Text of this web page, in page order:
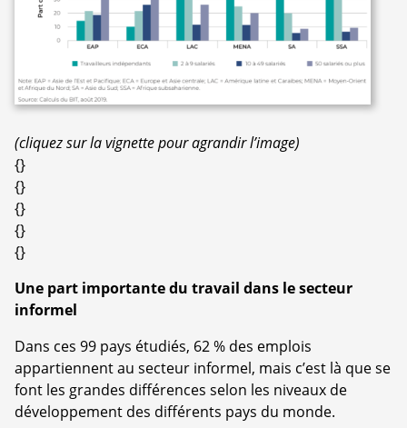
(cliquez sur la vignette pour agrandir l’image)
{}
{}
{}
{}
{}
Une part importante du travail dans le secteur
informel
Dans ces 99 pays étudiés, 62 % des emplois
appartiennent au secteur informel, mais c’est là que se
font les grandes différences selon les niveaux de
développement des différents pays du monde.